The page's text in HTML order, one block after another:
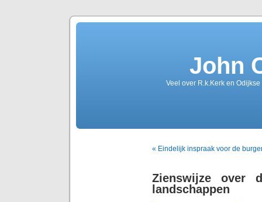
John
Veel over R.k.Kerk en
« Eindelijk inspraak voor de
Zienswijze over
landschappen